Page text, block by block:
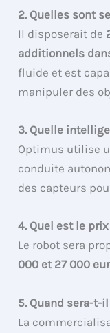
2. Quelles sont
Il disposerait de
additionnels
fluide et est
manipuler des
3. Quelle
Optimus utilise
conduite
des capteurs
4. Quel est le
Le robot sera
000 et 27 000
5. Quand sera-t-
La